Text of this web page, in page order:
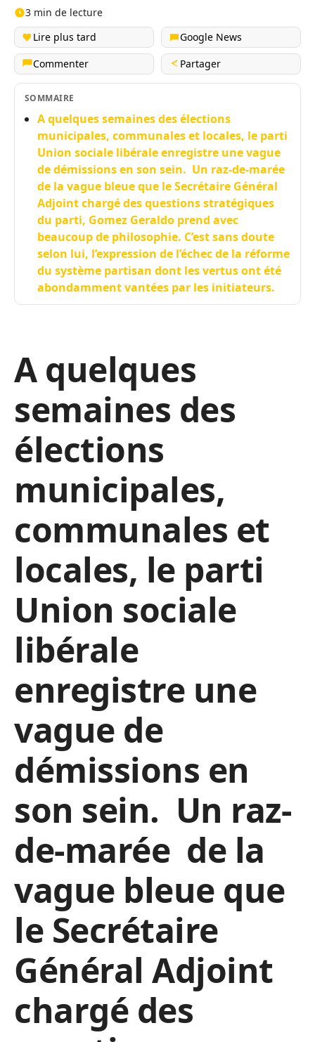
3 min de lecture
Lire plus tard
Google News
Commenter
Partager
SOMMAIRE
A quelques semaines des élections
municipales, communales et locales, le parti
Union sociale libérale enregistre une vague
de démissions en son sein. Un raz-de-marée
de la vague bleue que le Secrétaire Général
Adjoint chargé des questions stratégiques
du parti, Gomez Geraldo prend avec
beaucoup de philosophie. C’est sans doute
selon lui, l’expression de l’échec de la réforme
du système partisan dont les vertus ont été
abondamment vantées par les initiateurs.
A quelques
semaines des
élections
municipales,
communales et
locales, le parti
Union sociale
libérale
enregistre une
vague de
démissions en
son sein. Un raz-
de-marée de la
vague bleue que
le Secrétaire
Général Adjoint
chargé des